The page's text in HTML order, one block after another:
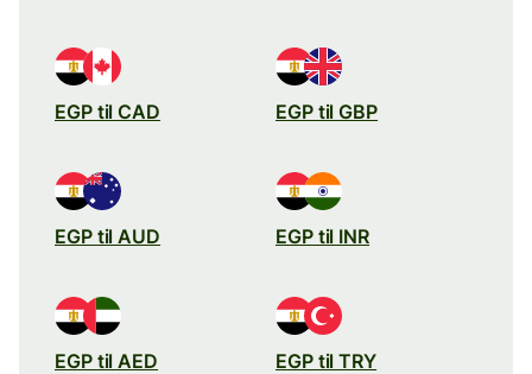
EGP til CAD EGP til GBP
EGP til AUD EGP til INR
EGP til AED EGP til TRY